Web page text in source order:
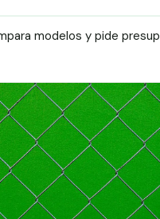
modelos y pide